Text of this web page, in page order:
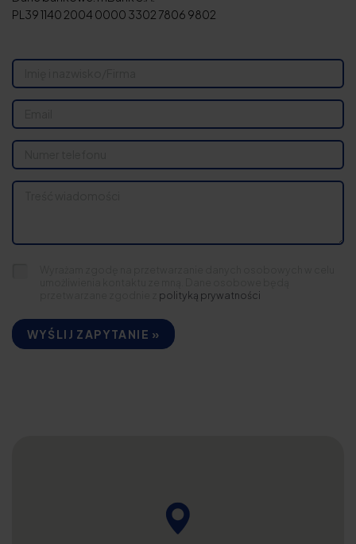
PL39 1140 2004 0000 3302 7806 9802
polityką prywatności
WYŚLIJ ZAPYTANIE »